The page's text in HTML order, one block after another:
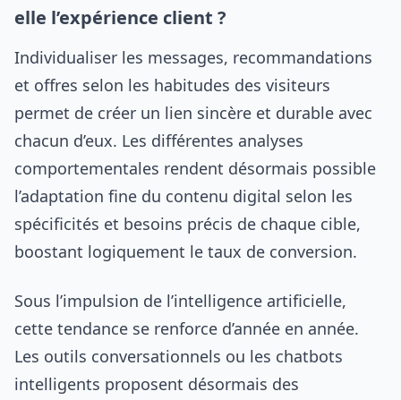
elle l’expérience client ?
Individualiser les messages, recommandations
et offres selon les habitudes des visiteurs
permet de créer un lien sincère et durable avec
chacun d’eux. Les différentes analyses
comportementales rendent désormais possible
l’adaptation fine du contenu digital selon les
spécificités et besoins précis de chaque cible,
boostant logiquement le taux de conversion.
Sous l’impulsion de l’intelligence artificielle,
cette tendance se renforce d’année en année.
Les outils conversationnels ou les chatbots
intelligents proposent désormais des